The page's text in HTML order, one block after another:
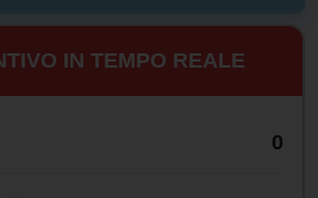
IN TEMPO REALE
0